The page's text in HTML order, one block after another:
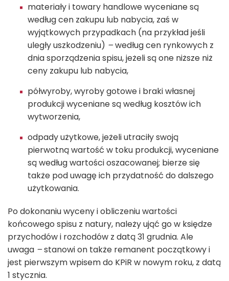
materiały i towary handlowe wyceniane są
według cen zakupu lub nabycia, zaś w
wyjątkowych przypadkach (na przykład jeśli
uległy uszkodzeniu) –według cen rynkowych z
dnia sporządzenia spisu, jeżeli są one niższe niż
ceny zakupu lub nabycia,
półwyroby, wyroby gotowe i braki własnej
produkcji wyceniane są według kosztów ich
wytworzenia,
odpady użytkowe, jeżeli utraciły swoją
pierwotną wartość w toku produkcji, wyceniane
są według wartości oszacowanej; bierze się
także pod uwagę ich przydatność do dalszego
użytkowania.
Po dokonaniu wyceny i obliczeniu wartości
końcowego spisu z natury, należy ująć go w księdze
przychodów i rozchodów z datą 31 grudnia. Ale
uwaga –stanowi on także remanent początkowy i
jest pierwszym wpisem do KPiR w nowym roku, z datą
1 stycznia.